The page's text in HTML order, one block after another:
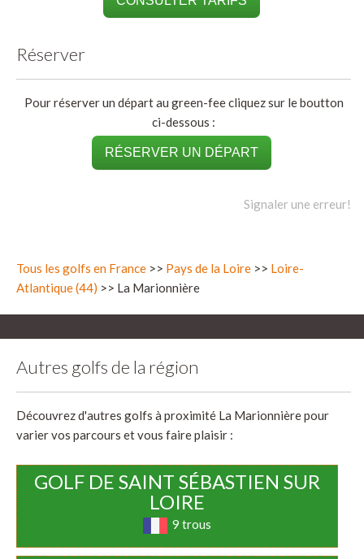
Réserver
Pour réserver un départ au green-fee cliquez sur le boutton
ci-dessous :
RÉSERVER UN DÉPART
Signaler une erreur!
Tous les golfs en France >> Pays de la Loire >> Loire-
Atlantique (44) >> La Marionnière
Autres golfs de la région
Découvrez d'autres golfs à proximité La Marionnière pour
varier vos parcours et vous faire plaisir :
GOLF DE SAINT SÉBASTIEN SUR
LOIRE
9 trous